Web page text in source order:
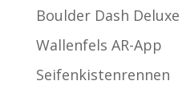
Boulder Dash Deluxe
Wallenfels AR-App
Seifenkistenrennen